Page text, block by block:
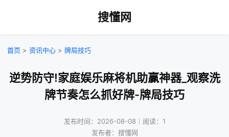
搜懂网
首页 > 资讯中心 > 牌局技巧
逆势防守!家庭娱乐麻将机助赢神器_观察洗
牌节奏怎么抓好牌-牌局技巧
发布时间：2026-08-08｜阅读：1
发布者：搜懂网